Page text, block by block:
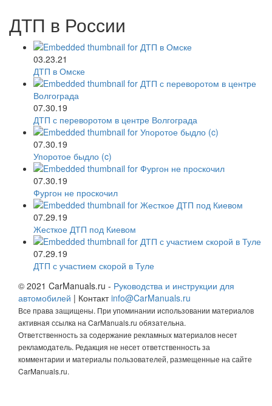
ДТП в России
03.23.21
ДТП в Омске
07.30.19
ДТП с переворотом в центре Волгограда
07.30.19
Упоротое быдло (c)
07.30.19
Фургон не проскочил
07.29.19
Жесткое ДТП под Киевом
07.29.19
ДТП с участием скорой в Туле
© 2021 CarManuals.ru - Руководства и инструкции для
автомобилей | Контактinfo@CarManuals.ru
Все права защищены. При упоминании использовании материалов
активная ссылка на CarManuals.ru обязательна.
Ответственность за содержание рекламных материалов несет
рекламодатель. Редакция не несет ответственность за
комментарии и материалы пользователей, размещенные на сайте
CarManuals.ru.